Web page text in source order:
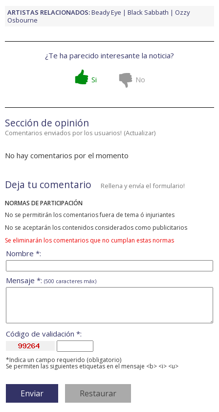
ARTISTAS RELACIONADOS:Beady Eye Black Sabbath
Ozzy
Osbourne
¿Te ha parecido interesante la noticia?
Si No
Sección de opinión
Comentarios enviados por los usuarios! (Actualizar)
No hay comentarios por el momento
Deja tu comentario Rellena y envía el formulario!
NORMAS DE PARTICIPACIÓN
No se permitirán los comentarios fuera de tema ó injuriantes
No se aceptarán los contenidos considerados como publicitarios
Se eliminarán los comentarios que no cumplan estas normas
Nombre *:
Mensaje *: (500 caracteres máx)
Código de validación *:
*Indica un campo requerido (obligatorio)
Se permiten las siguientes etiquetas en el mensaje <b> <i> <u>